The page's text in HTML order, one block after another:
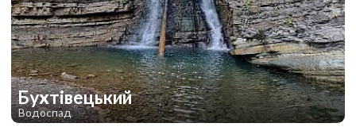
Бухтівецький
Водоспад